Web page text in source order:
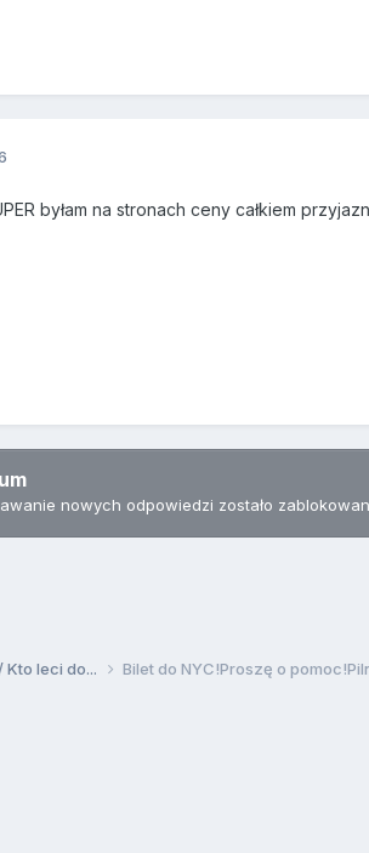
byłam na stronach ceny całkiem
nowych odpowiedzi zostało
leci do... Bilet do NYC!Proszę o